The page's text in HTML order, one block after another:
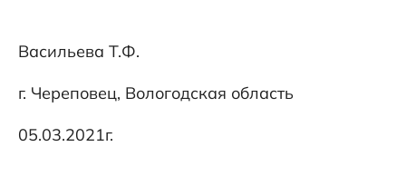
Васильева Т.Ф.
г. Череповец, Вологодская область
05.03.2021г.